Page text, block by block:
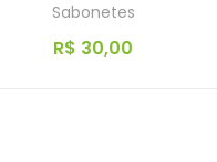
Sabonetes
R$ 30,00